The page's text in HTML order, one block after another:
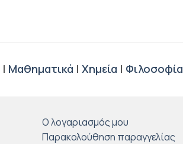
| Μαθηματικά | Χημεία | Φιλοσοφία
Ο λογαριασμός μου
Παρακολούθηση παραγγελίας